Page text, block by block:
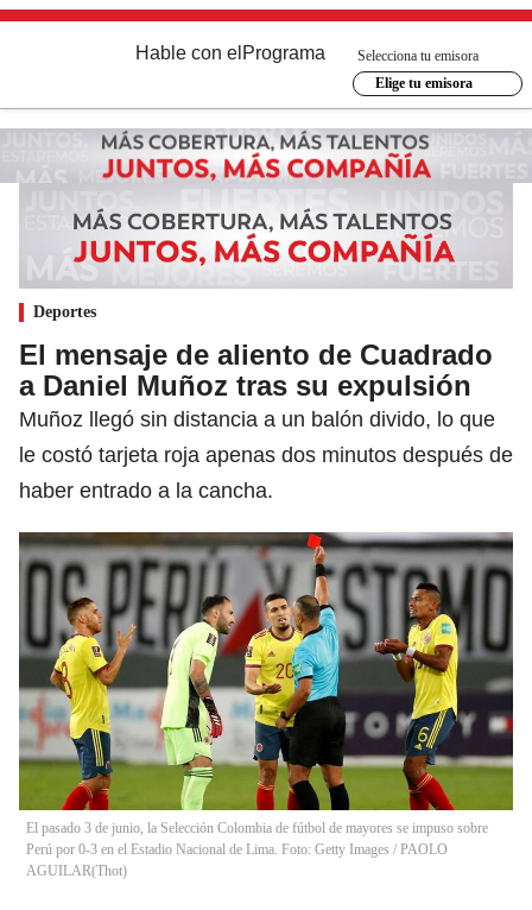
Hable con el Programa
Selecciona tu emisora
Elige tu emisora
Deportes
El mensaje de aliento de Cuadrado
a Daniel Muñoz tras su expulsión
Muñoz llegó sin distancia a un balón divido, lo que
le costó tarjeta roja apenas dos minutos después de
haber entrado a la cancha.
El pasado 3 de junio, la Selección Colombia de fútbol de mayores se impuso sobre
Perú por 0-3 en el Estadio Nacional de Lima. Foto: Getty Images / PAOLO
AGUILAR(Thot)